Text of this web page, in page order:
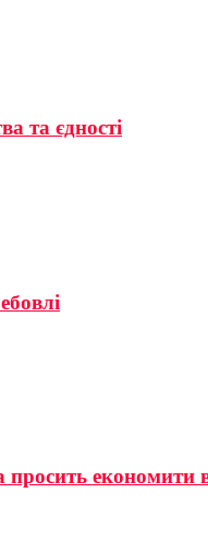
та єдності
просить економити